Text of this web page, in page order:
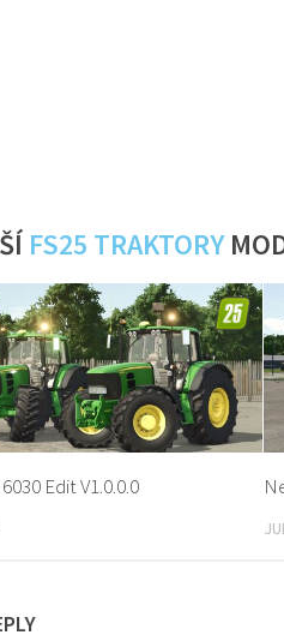
FS25 TRAKTORY
Edit V1.0.0.0